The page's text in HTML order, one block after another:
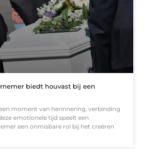
biedt houvast bij een
moment van herinnering, verbinding
emotionele tijd speelt een
een onmisbare rol bij het creëren